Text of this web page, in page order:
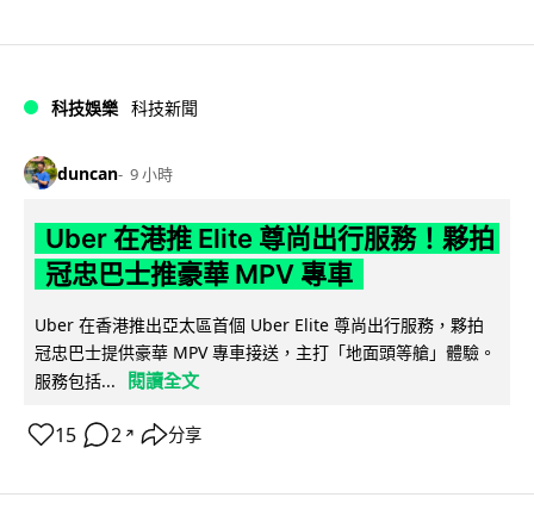
科技娛樂 科技新聞
duncan 9 小時
Uber 在港推 Elite 尊尚出行服務！夥拍
冠忠巴士推豪華 MPV 專車
Uber 在香港推出亞太區首個 Uber Elite 尊尚出行服務，夥拍
冠忠巴士提供豪華 MPV 專車接送，主打「地面頭等艙」體驗。
服務包括...
閱讀全文
15 2 ↗ 分享